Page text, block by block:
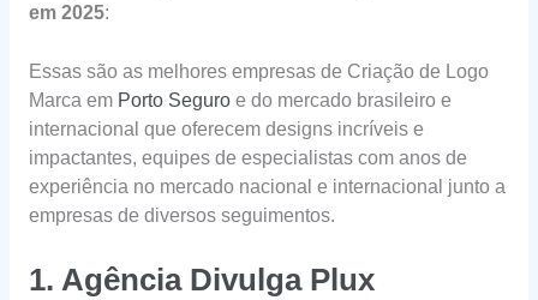
em 2025:
Essas são as melhores empresas de Criação de Logo
Marca em Porto Seguroe do mercado brasileiro e
internacional que oferecem designs incríveis e
impactantes, equipes de especialistas com anos de
experiência no mercado nacional e internacional junto a
empresas de diversos seguimentos.
1. Agência Divulga Plux